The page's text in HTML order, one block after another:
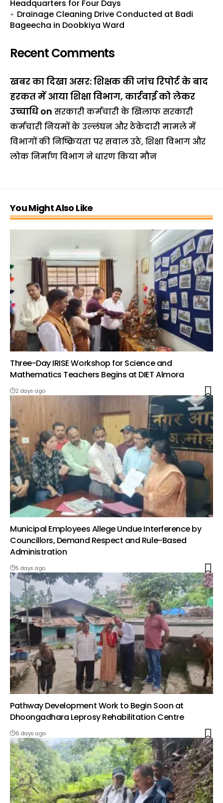
Headquarters for Four Days
Drainage Cleaning Drive Conducted at Badi
Bageecha in Doobkiya Ward
Recent Comments
खबर का दिखा असर: शिक्षक की जांच रिपोर्ट के बाद
हरकत में आया शिक्षा विभाग, कार्रवाई को लेकर
उच्चाधिon सरकारी कर्मचारी के खिलाफ सरकारी
कर्मचारी नियमों के उल्लंघन और ठेकेदारी मामले में
विभागों की निष्क्रियता पर सवाल उठे, शिक्षा विभाग और
लोक निर्माण विभाग ने धारण किया मौन
You Might Also Like
Three-Day IRISE Workshop for Science and
Mathematics Teachers Begins at DIET Almora
2 days ago
Municipal Employees Allege Undue Interference by
Councillors, Demand Respect and Rule-Based
Administration
5 days ago
Pathway Development Work to Begin Soon at
Dhoongadhara Leprosy Rehabilitation Centre
6 days ago